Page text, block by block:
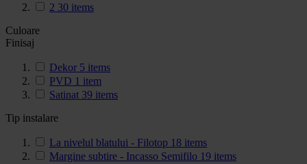
2 30 items
Culoare
Finisaj
Dekor 5 items
PVD 1 item
Satinat 39 items
Tip instalare
La nivelul blatului - Filotop 18 items
Margine subtire - Incasso Semifilo 19 items